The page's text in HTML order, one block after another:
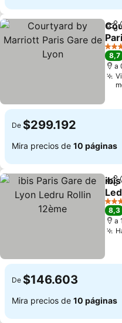
4
8,7
a
De $299.192
Mira precios de 10 páginas
3
8,3
a
De $146.603
Mira precios de 10 páginas